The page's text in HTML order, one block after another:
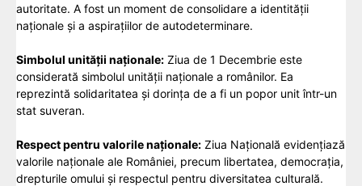
autoritate. A fost un moment de consolidare a identității
naționale și a aspirațiilor de autodeterminare.
Simbolul unității naționale: Ziua de 1 Decembrie este
considerată simbolul unității naționale a românilor. Ea
reprezintă solidaritatea și dorința de a fi un popor unit într-un
stat suveran.
Respect pentru valorile naționale: Ziua Națională evidențiază
valorile naționale ale României, precum libertatea, democrația,
drepturile omului și respectul pentru diversitatea culturală.